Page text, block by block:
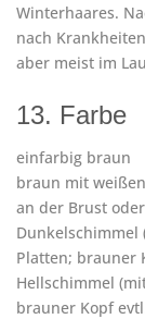
Winterhaares.
nach
aber meist im
13. Farbe
einfarbig braun
braun mit
an der Brust
Platten; brauner
Hellschimmel
brauner Kopf